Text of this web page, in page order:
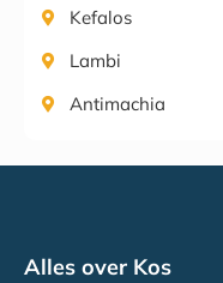
Kefalos
Lambi
Antimachia
Alles over Kos